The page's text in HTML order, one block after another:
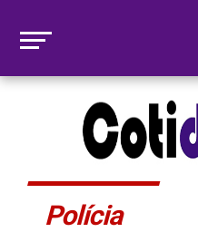
Polícia